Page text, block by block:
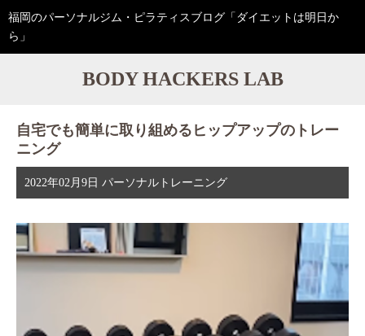
福岡のパーソナルジム・ピラティスブログ「ダイエットは明日か
ら」
BODY HACKERS LAB
自宅でも簡単に取り組めるヒップアップのトレー
ニング
2022年02月9日 パーソナルトレーニング
動
画
プ